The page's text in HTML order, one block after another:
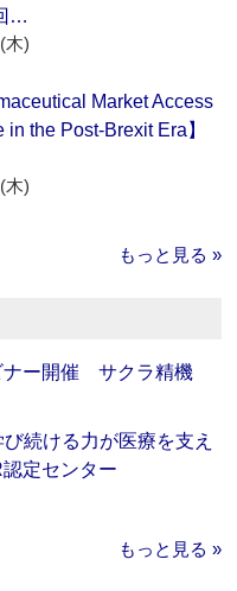
…
木)
Market Access
the Post-Brexit Era】
木)
もっと見る »
ナー開催 サクラ精機
続ける力が医療を支え
定センター
もっと見る »